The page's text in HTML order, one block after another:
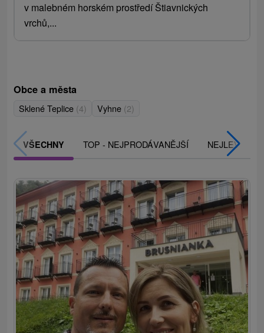
v malebném horském prostředí Štiavnických
vrchů,...
Obce a města
Sklené Teplice (4) Vyhne (2)
VŠECHNY TOP - NEJPRODÁVANĚJŠÍ NEJLEVNĚJŠÍ